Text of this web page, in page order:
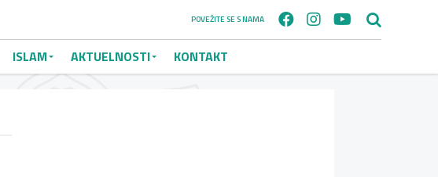
POVEŽITE SE S NAMA
ISLAM AKTUELNOSTI KONTAKT